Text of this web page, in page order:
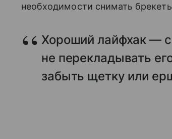
необходимости снимать
Хороший лайфхак —
не перекладывать
забыть щетку или